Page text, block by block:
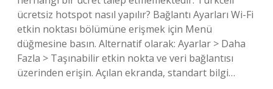
ücretsiz hotspot nasıl yapılır? Bağlantı Ayarları Wi-Fi
etkin noktası bölümüne erişmek için Menü
düğmesine basın. Alternatif olarak: Ayarlar > Daha
Fazla > Taşınabilir etkin nokta ve veri bağlantısı
üzerinden erişin. Açılan ekranda, standart bilgi…